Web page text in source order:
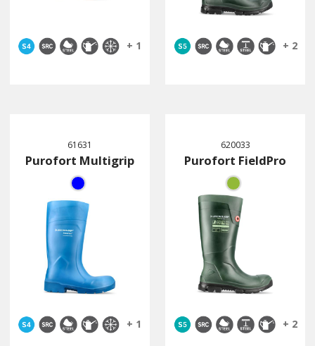
+ 1 + 2
61631
Purofort Multigrip
+ 1
620033
Purofort FieldPro
+ 2